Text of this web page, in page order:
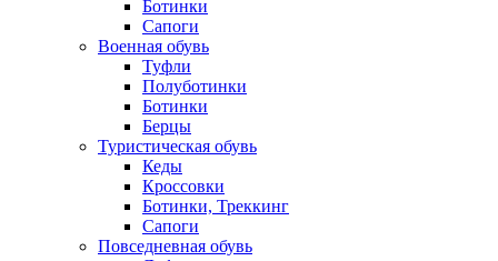
Ботинки
Сапоги
Военная обувь
Туфли
Полуботинки
Ботинки
Берцы
Туристическая обувь
Кеды
Кроссовки
Ботинки, Треккинг
Сапоги
Повседневная обувь